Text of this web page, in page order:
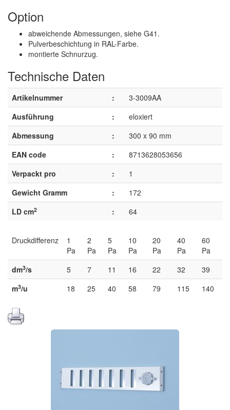
Option
abweichende Abmessungen, siehe G41.
Pulverbeschichtung in RAL-Farbe.
montierte Schnurzug.
Technische Daten
Artikelnummer :
3-3009AA
Ausführung
:
eloxiert
Abmessung
:
300 x 90 mm
EAN code
:
8713628053656
Verpackt pro
:
1
Gewicht Gramm
:
172
LD cm2 : 64
Druckdifferenz
1
Pa
2
Pa
5
Pa
10
Pa
20
Pa
40
Pa
60
Pa
dm3/s 5 7 11 16 22 32
39
m3/u 18 25 40 58 79 115 140